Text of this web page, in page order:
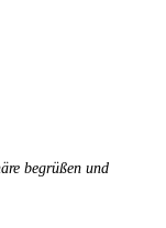
begrüßen und